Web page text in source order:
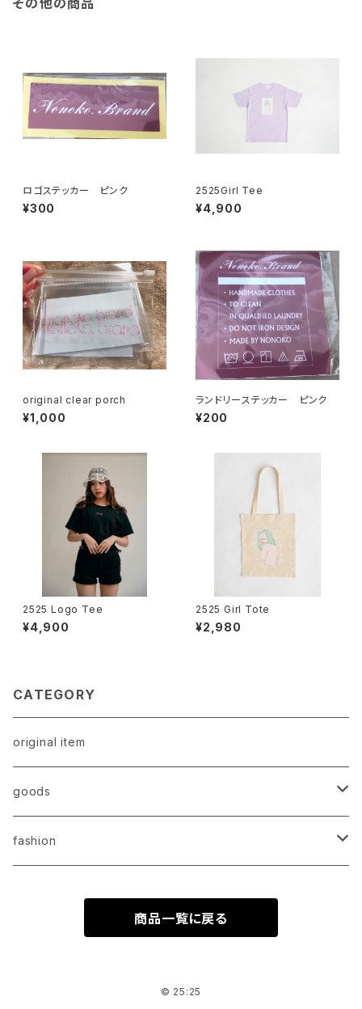
その他の商品
ロゴステッカー ピンク
¥300
2525Girl Tee
¥4,900
original clear porch
¥1,000
ランドリーステッカー ピンク
¥200
2525 Logo Tee
¥4,900
2525 Girl Tote
¥2,980
CATEGORY
original item
goods
original item
fashion
商品一覧に戻る
© 25:25